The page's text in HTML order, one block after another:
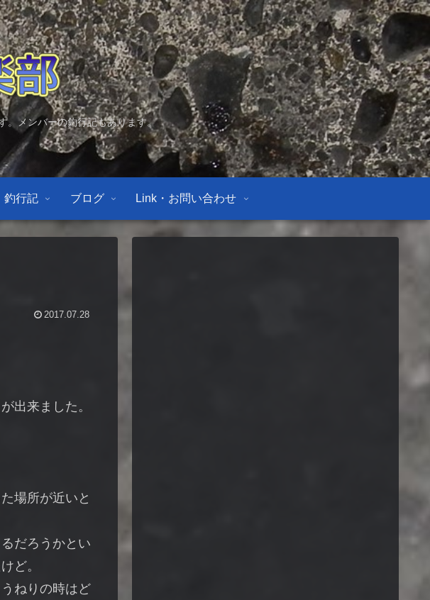
。メンバーの釣行記もあります。
釣行記 ブログ Link・お問い合わせ
2017.07.28
出来ました。
場所が近いと
だろうかとい
ど。
ねりの時はど